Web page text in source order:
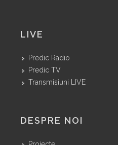
LIVE
Predic Radio
Predic TV
Transmisiuni LIVE
DESPRE NOI